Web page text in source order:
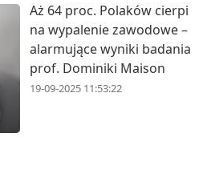
Aż 64 proc. Polaków cierpi
na wypalenie zawodowe –
alarmujące wyniki badania
prof. Dominiki Maison
19-09-2025 11:53:22